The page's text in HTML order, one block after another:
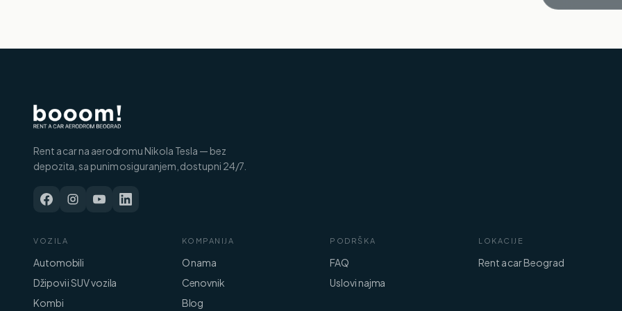
Rent a car na aerodromu Nikola Tesla — bez
depozita, sa punim osiguranjem, dostupni 24/7.
VOZILA
Automobili
Džipovi i SUV vozila
Kombi
KOMPANIJA
O nama
Cenovnik
Blog
PODRŠKA
FAQ
Uslovi najma
LOKACIJE
Rent a car Beograd